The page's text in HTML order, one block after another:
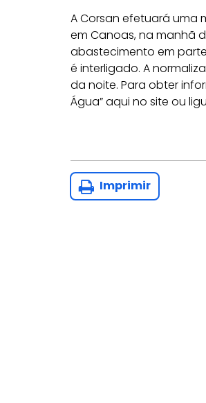
A Corsan efetuará uma
em Canoas, na manhã
abastecimento em
é interligado. A
da noite. Para obter
Água” aqui no site ou
Imprimir